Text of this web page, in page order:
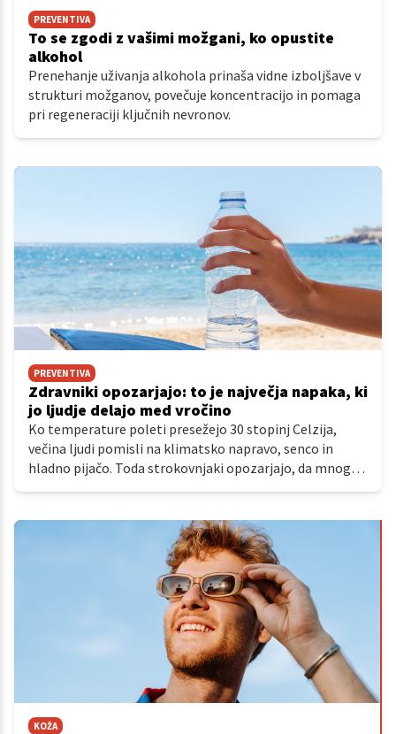
PREVENTIVA
To se zgodi z vašimi možgani, ko opustite
alkohol
Prenehanje uživanja alkohola prinaša vidne izboljšave v
strukturi možganov, povečuje koncentracijo in pomaga
pri regeneraciji ključnih nevronov.
PREVENTIVA
Zdravniki opozarjajo: to je največja napaka, ki
jo ljudje delajo med vročino
Ko temperature poleti presežejo 30 stopinj Celzija,
večina ljudi pomisli na klimatsko napravo, senco in
hladno pijačo. Toda strokovnjaki opozarjajo, da mnogi
med vročinskimi valovi naredijo napako, ki lahko telo
KOŽA